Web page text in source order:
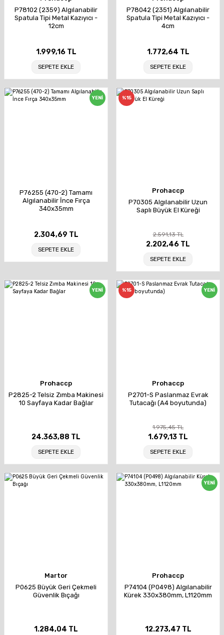
P78102 (2359) Algılanabilir
Spatula Tipi Metal Kazıyıcı -
12cm
1.999,16 TL
SEPETE EKLE
P78042 (2351) Algılanabilir
Spatula Tipi Metal Kazıyıcı -
4cm
1.772,64 TL
SEPETE EKLE
P76255 (470-2) Tamamı
Algılanabilir İnce Fırça
340x35mm
2.304,69 TL
SEPETE EKLE
YENİ
Prohaccp
P70305 Algılanabilir Uzun
Saplı Büyük El Küreği
2.591,13 TL
2.202,46 TL
SEPETE EKLE
%15
Prohaccp
P2825-2 Telsiz Zımba Makinesi
10 Sayfaya Kadar Bağlar
24.363,88 TL
SEPETE EKLE
YENİ
Prohaccp
P2701-S Paslanmaz Evrak
Tutacağı (A4 boyutunda)
1.975,45 TL
1.679,13 TL
SEPETE EKLE
%15 YENİ
Martor
P0625 Büyük Geri Çekmeli
Güvenlik Bıçağı
1.284,04 TL
Prohaccp
P74104 (P0498) Algılanabilir
Kürek 330x380mm, L1120mm
12.273,47 TL
YENİ